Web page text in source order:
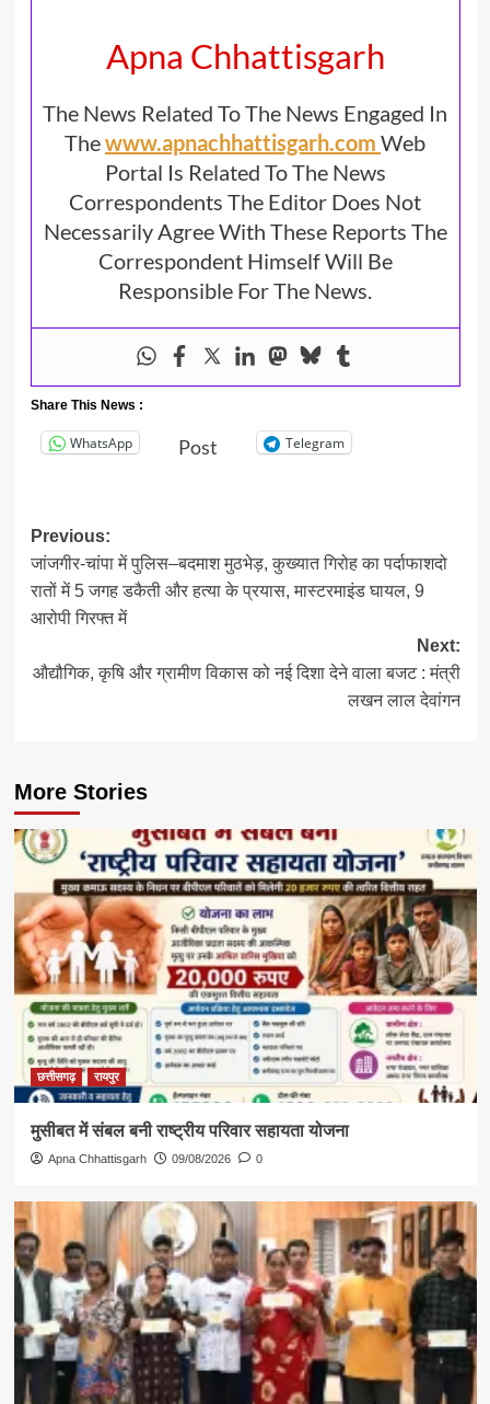
Apna Chhattisgarh
The News Related To The News Engaged In
Thewww.apnachhattisgarh.com Web
Portal Is Related To The News
Correspondents The Editor Does Not
Necessarily Agree With These Reports The
Correspondent Himself Will Be
Responsible For The News.
Share This News :
WhatsApp Post Telegram
Post
navigation
Previous:
जांजगीर-चांपा में पुलिस–बदमाश मुठभेड़, कुख्यात गिरोह का पर्दाफाशदो
रातों में 5 जगह डकैती और हत्या के प्रयास, मास्टरमाइंड घायल, 9
आरोपी गिरफ्त में
Next:
औद्यौगिक, कृषि और ग्रामीण विकास को नई दिशा देने वाला बजट : मंत्री
लखन लाल देवांगन
More Stories
छत्तीसगढ़ रायपुर
मुसीबत में संबल बनी राष्ट्रीय परिवार सहायता योजना
Apna Chhattisgarh 09/08/2026 0